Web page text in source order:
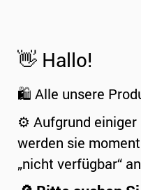
👋 Hallo!
🛍️ Alle unsere
⚙️ Aufgrund einiger
werden sie
„nicht verfügbar“